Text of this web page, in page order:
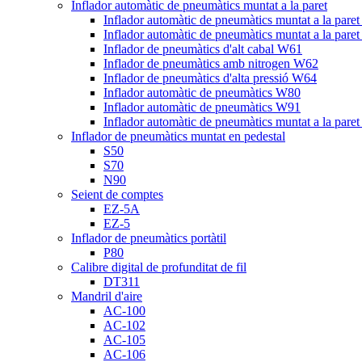
Inflador automàtic de pneumàtics muntat a la paret
Inflador automàtic de pneumàtics muntat a la
Inflador automàtic de pneumàtics muntat a la
Inflador de pneumàtics d'alt cabal W61
Inflador de pneumàtics amb nitrogen W62
Inflador de pneumàtics d'alta pressió W64
Inflador automàtic de pneumàtics W80
Inflador automàtic de pneumàtics W91
Inflador automàtic de pneumàtics muntat a la
Inflador de pneumàtics muntat en pedestal
S50
S70
N90
Seient de comptes
EZ-5A
EZ-5
Inflador de pneumàtics portàtil
P80
Calibre digital de profunditat de fil
DT311
Mandril d'aire
AC-100
AC-102
AC-105
AC-106